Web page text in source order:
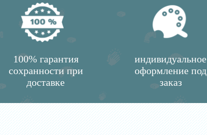
100% гарантия
сохранности при
доставке
индивидуальное
оформление под
заказ